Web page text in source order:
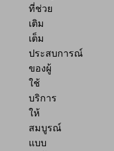
ที่ช่วย
เติม
เต็ม
ประสบการณ์
ของผู้
ใช้
บริการ
ให้
สมบูรณ์
แบบ